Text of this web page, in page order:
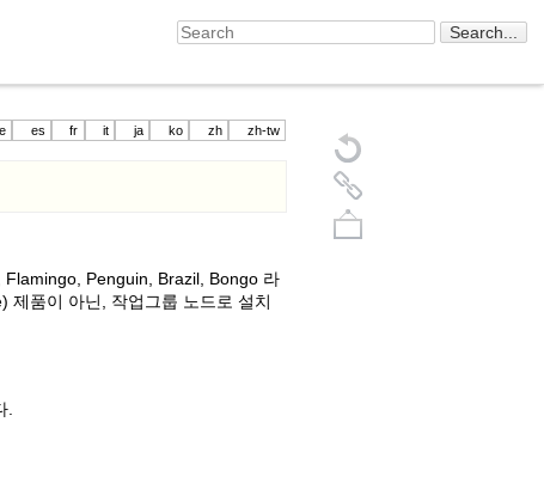
es fr it ja ko zh zh-tw
Penguin, Brazil, Bongo 라
제품이 아닌, 작업그룹 노드로 설치
.